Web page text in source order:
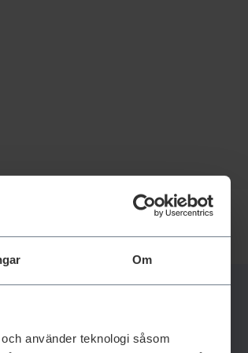
Om
använder teknologi såsom